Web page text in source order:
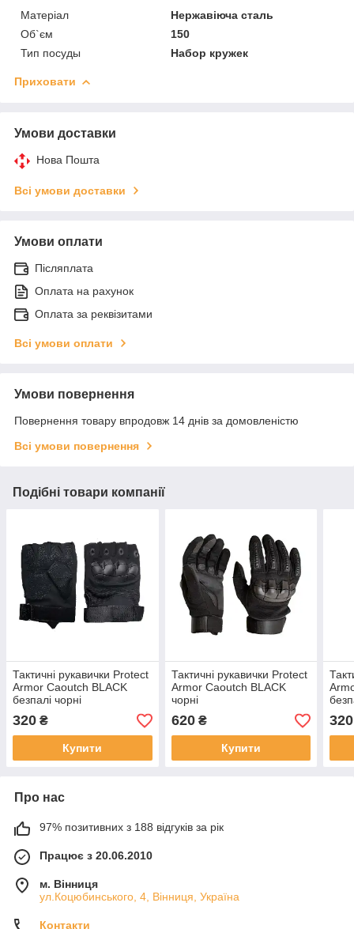
Матеріал
Нержавіюча сталь
Об`єм
150
Тип посуды
Набор кружек
Приховати
Умови доставки
Нова Пошта
Всі умови доставки
Умови оплати
Післяплата
Оплата на рахунок
Оплата за реквізитами
Всі умови оплати
Умови повернення
Повернення товару впродовж 14 днів за домовленістю
Всі умови повернення
Подібні товари компанії
Тактичні рукавички Protect
Armor Caoutch BLACK
безпалі чорні
320 ₴
Купити
Тактичні рукавички Protect
Armor Caoutch BLACK
чорні
620₴
Купити
320
Про нас
97% позитивних з 188 відгуків за рік
Працює з 20.06.2010
м. Вінниця
ул.Коцюбинського, 4, Вінниця, Україна
Контакти